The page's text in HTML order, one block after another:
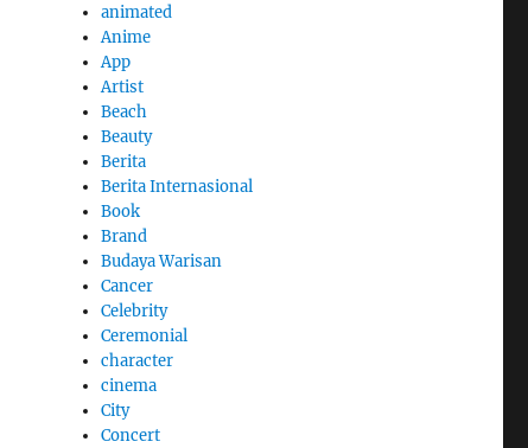
animated
Anime
App
Artist
Beach
Beauty
Berita
Berita Internasional
Book
Brand
Budaya Warisan
Cancer
Celebrity
Ceremonial
character
cinema
City
Concert